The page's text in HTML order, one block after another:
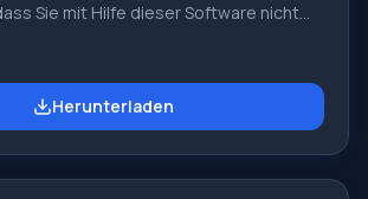
Sie mit Hilfe dieser Software nicht
Um uneingeschränkte
zu gewährleisten,
Translator 1.5 ohne Registrierung von
Herunterladen